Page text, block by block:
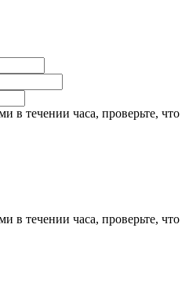
в течении часа, проверьте, что
в течении часа, проверьте, что